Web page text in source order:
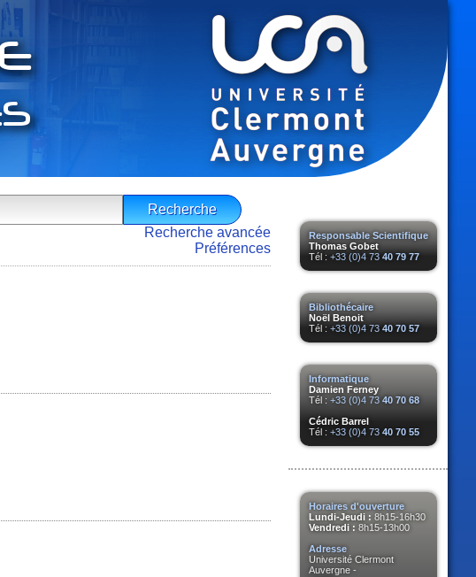
Responsable Scientifique
Thomas Gobet
Tél : +33 (0)4 73 40 79 77
Bibliothécaire
Noël Benoit
Tél : +33 (0)4 73 40 70 57
Informatique
Damien Ferney
Tél : +33 (0)4 73 40 70 68
Cédric Barrel
Tél : +33 (0)4 73 40 70 55
Horaires d'ouverture
Lundi-Jeudi : 8h15-16h30
Vendredi : 8h15-13h00
Adresse
Université Clermont
Auvergne -
Recherche avancée
Préférences